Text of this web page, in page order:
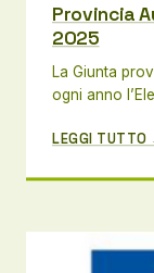
Provincia
2025
La Giunta
ogni anno
LEGGI TUTTO